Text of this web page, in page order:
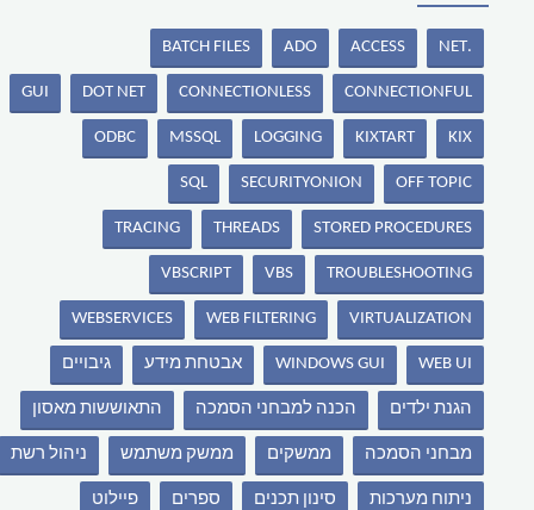
.NET
ACCESS
ADO
BATCH FILES
CONNECTIONFUL
CONNECTIONLESS
DOT NET
GUI
KIX
KIXTART
LOGGING
MSSQL
ODBC
OFF TOPIC
SECURITYONION
SQL
STORED PROCEDURES
THREADS
TRACING
TROUBLESHOOTING
VBS
VBSCRIPT
VIRTUALIZATION
WEB FILTERING
WEBSERVICES
WEB UI
WINDOWS GUI אבטחת מידע גיבויים
הגנת ילדים הכנה למבחני הסמכה התאוששות מאסון
מבחני הסמכה ממשקים ממשק משתמש ניהול רשת
ניתוח מערכות סינון תכנים ספרים פיילוט